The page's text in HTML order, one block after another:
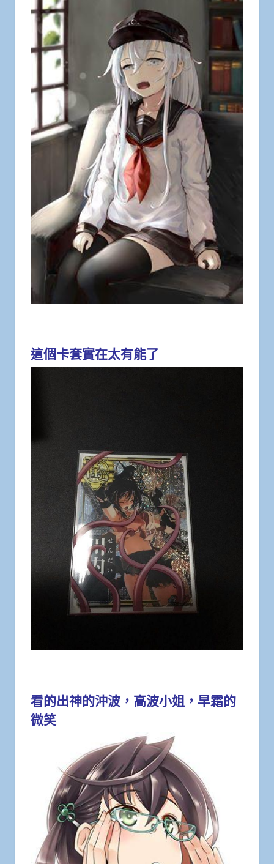
這個卡套實在太有能了
看的出神的沖波，高波小姐，早霜的
微笑